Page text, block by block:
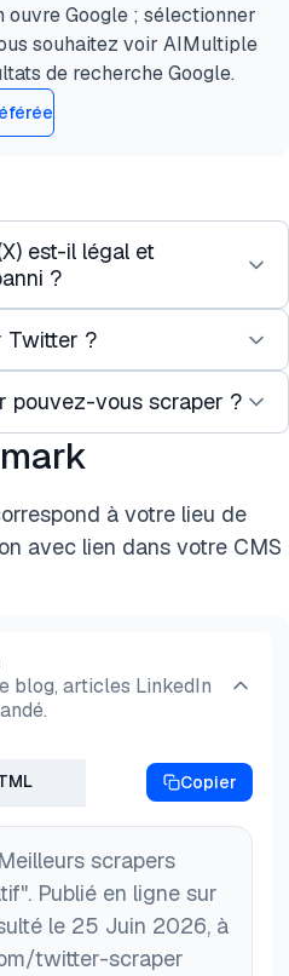
ouvre Google ; sélectionner
souhaitez voir AIMultiple
de recherche Google.
est-il légal et
?
scraping de données
lois telles que le CFAA
du contexte.
de X interdisent le
intérêts forfaitaires de
l’UE/AELE/Royaume-
de posts
Twitter ?
logiciel qui extrait des
aux utilisateurs de
données associées
de Twitter, telles
les hashtags et les
pouvez-vous scraper ?
du profil, image, nom
abonnements.
au contenu d’un
les retweets et les
collecter des tweets
listes, descriptions et
à votre lieu de
avec lien dans votre CMS
blog, articles LinkedIn
Copier
scrapers
Publié en ligne sur
le 25 Juin 2026, à
twitter-scraper